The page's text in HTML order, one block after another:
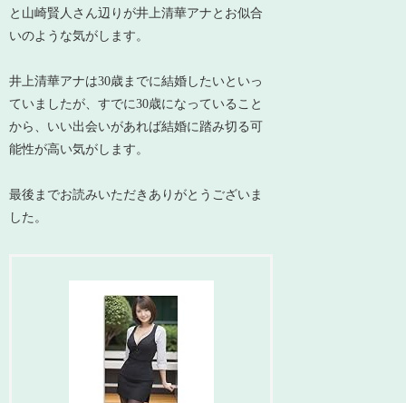
と山崎賢人さん辺りが井上清華アナとお似合
いのような気がします。
井上清華アナは30歳までに結婚したいといっ
ていましたが、すでに30歳になっていること
から、いい出会いがあれば結婚に踏み切る可
能性が高い気がします。
最後までお読みいただきありがとうございま
した。